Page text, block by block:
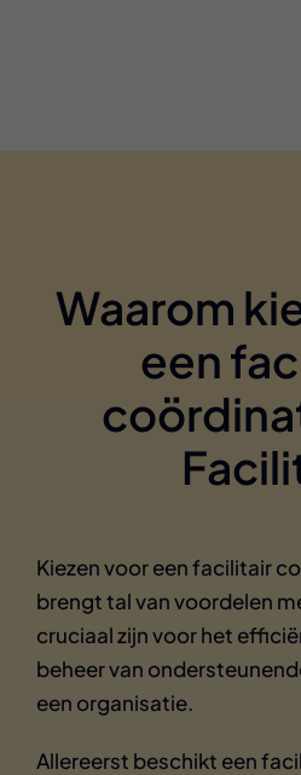
Waarom
een
Kiezen voor een facilitair
brengt tal van voordelen
cruciaal zijn voor het
beheer van
een organisatie.
Allereerst beschikt een